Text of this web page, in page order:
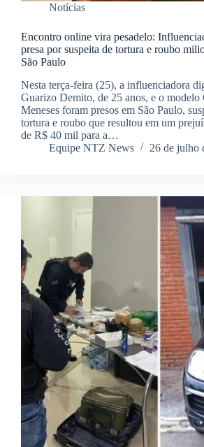
Notícias
Encontro online vira pesadelo:
presa por suspeita de tortura e roubo
São Paulo
Nesta terça-feira (25), a influenciadora
Guarizo Demito, de 25 anos, e o modelo
Meneses foram presos em São Paulo,
tortura e roubo que resultou em um
de R$ 40 mil para a…
Equipe NTZ News
26 de julho